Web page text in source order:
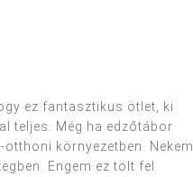
ez fantasztikus ötlet, ki
teljes. Még ha edzőtábor
környezetben. Nekem
Engem ez tölt fel